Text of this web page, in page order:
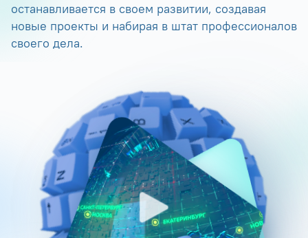
останавливается в своем развитии, создавая
новые проекты и набирая в штат профессионалов
своего дела.